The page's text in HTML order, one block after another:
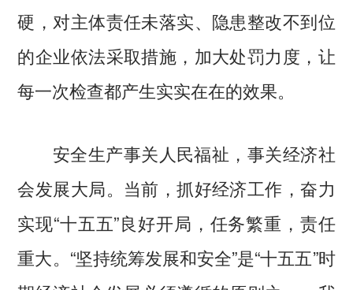
硬，对主体责任未落实、隐患整改不到位
的企业依法采取措施，加大处罚力度，让
每一次检查都产生实实在在的效果。
安全生产事关人民福祉，事关经济社
会发展大局。当前，抓好经济工作，奋力
实现“十五五”良好开局，任务繁重，责任
重大。“坚持统筹发展和安全”是“十五五”时